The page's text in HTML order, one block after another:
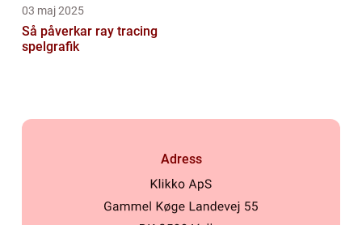
03 maj 2025
Så påverkar ray tracing
spelgrafik
Adress